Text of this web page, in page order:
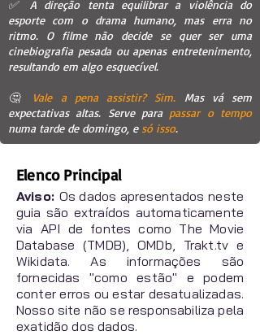
✅ A direção tenta equilibrar a violência do
esporte com o drama humano, mas erra no
ritmo. O filme não decide se quer ser uma
cinebiografia pesada ou apenas entretenimento,
resultando em algo esquecível.
🤔 Vale a pena assistir? Sim. Mas vá sem
expectativas altas. Serve para passar o tempo
numa tarde de domingo, e só isso.
Elenco Principal
Aviso: Os dados apresentados neste
guia são extraídos automaticamente
via API de fontes como The Movie
Database (TMDB), OMDb, Trakt.tv e
Wikidata. As informações são
fornecidas "como estão" e podem
conter erros ou estar desatualizadas.
Nosso site não se responsabiliza pela
exatidão dos dados.